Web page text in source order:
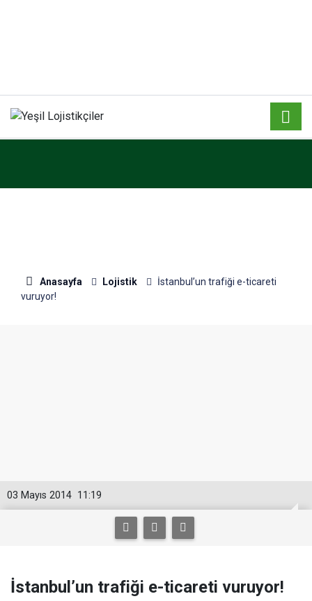
Anasayfa Lojistik
İstanbul’un trafiği e-ticareti
vuruyor!
11:19
03 Mayıs 2014
İstanbul’un trafiği e-ticareti vuruyor!